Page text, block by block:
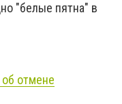
"белые пятна" в
отмене